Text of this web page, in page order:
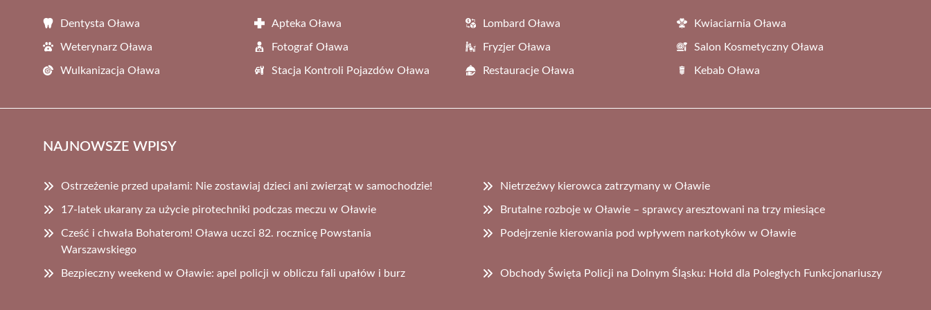
Dentysta Oława Apteka Oława Lombard Oława Kwiaciarnia Oława
Weterynarz Oława Fotograf Oława Fryzjer Oława Salon Kosmetyczny Oława
Wulkanizacja Oława Stacja Kontroli Pojazdów Oława Restauracje Oława Kebab Oława
NAJNOWSZE WPISY
Ostrzeżenie przed upałami: Nie zostawiaj dzieci ani zwierząt w samochodzie! Nietrzeźwy kierowca zatrzymany w Oławie
17-latek ukarany za użycie pirotechniki podczas meczu w Oławie Brutalne rozboje w Oławie – sprawcy aresztowani na trzy miesiące
Cześć i chwała Bohaterom! Oława uczci 82. rocznicę Powstania
Warszawskiego
Podejrzenie kierowania pod wpływem narkotyków w Oławie
Bezpieczny weekend w Oławie: apel policji w obliczu fali upałów i burz Obchody Święta Policji na Dolnym Śląsku: Hołd dla Poległych Funkcjonariuszy